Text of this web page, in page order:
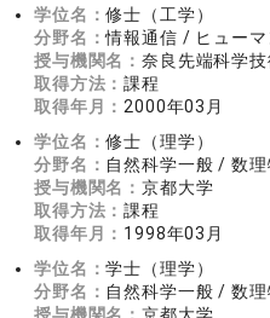
学位名：修士（工学）
分野名：情報通信 / ヒュー
授与機関名：奈良先端科学
取得方法：課程
取得年月： 2000年03月
学位名：修士（理学）
分野名： 自然科学一般 / 数
授与機関名：京都大学
取得方法：課程
取得年月： 1998年03月
学位名：学士（理学）
分野名： 自然科学一般 / 数